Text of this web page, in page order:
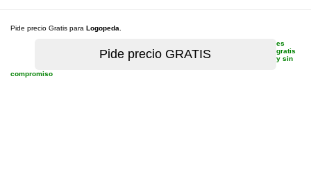
Pide precio Gratis para Logopeda
es
gratis
y sin
compromiso